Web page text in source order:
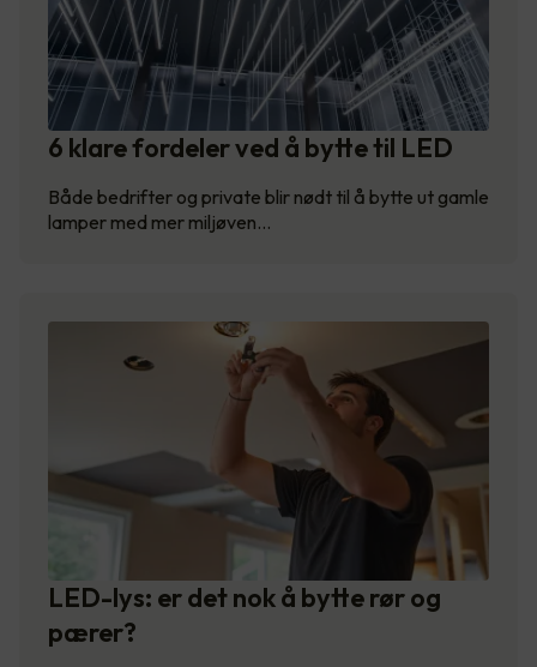
6 klare fordeler ved å bytte til LED
Både bedrifter og private blir nødt til å bytte ut gamle
lamper med mer miljøven…
LED-lys: er det nok å bytte rør og
pærer?